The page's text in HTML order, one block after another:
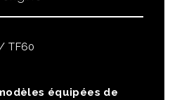
TF60
équipées de